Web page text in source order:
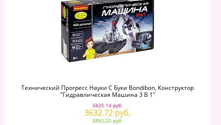
Технический Прогресс Науки С Буки Bondibon, Конструктор
"Гидравлическая Машина 3 В 1"
3425.14 руб.
3632.72 руб.
3892.20 руб.